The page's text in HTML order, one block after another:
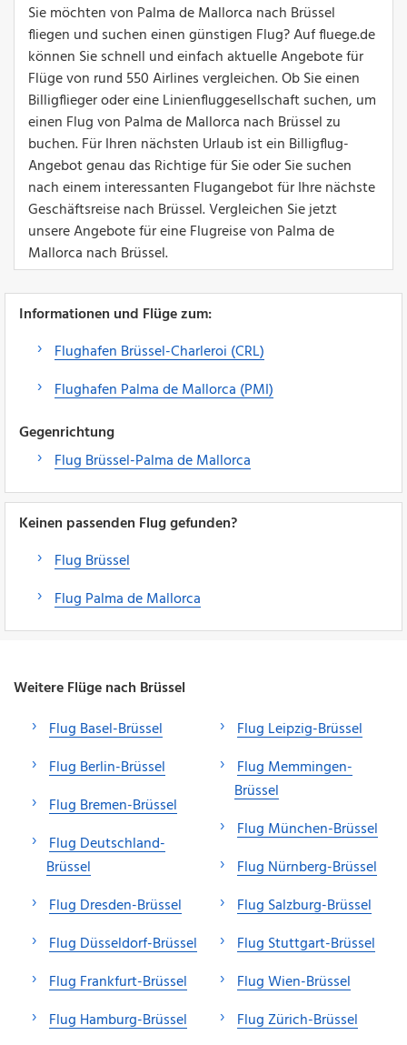
Sie möchten von Palma de Mallorca nach Brüssel
fliegen und suchen einen günstigen Flug? Auf fluege.de
können Sie schnell und einfach aktuelle Angebote für
Flüge von rund 550 Airlines vergleichen. Ob Sie einen
Billigflieger oder eine Linienfluggesellschaft suchen, um
einen Flug von Palma de Mallorca nach Brüssel zu
buchen. Für Ihren nächsten Urlaub ist ein Billigflug-
Angebot genau das Richtige für Sie oder Sie suchen
nach einem interessanten Flugangebot für Ihre nächste
Geschäftsreise nach Brüssel. Vergleichen Sie jetzt
unsere Angebote für eine Flugreise von Palma de
Mallorca nach Brüssel.
Informationen und Flüge zum:
Flughafen Brüssel-Charleroi (CRL)
Flughafen Palma de Mallorca (PMI)
Gegenrichtung
Flug Brüssel-Palma de Mallorca
Keinen passenden Flug gefunden?
Flug Brüssel
Flug Palma de Mallorca
Weitere Flüge nach Brüssel
Flug Basel-Brüssel
Flug Berlin-Brüssel
Flug Bremen-Brüssel
Flug Deutschland-
Brüssel
Flug Dresden-Brüssel
Flug Düsseldorf-Brüssel
Flug Frankfurt-Brüssel
Flug Hamburg-Brüssel
Flug Leipzig-Brüssel
Flug Memmingen-
Brüssel
Flug München-Brüssel
Flug Nürnberg-Brüssel
Flug Salzburg-Brüssel
Flug Stuttgart-Brüssel
Flug Wien-Brüssel
Flug Zürich-Brüssel